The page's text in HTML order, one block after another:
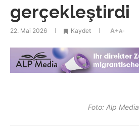
gerçekleştirdi
22. Mai 2026 Kaydet A+A-
Foto: Alp Media